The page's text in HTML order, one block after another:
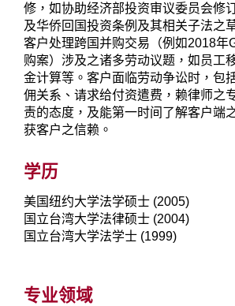
修，如协助经济部投资审议委员会修
及华侨回国投资条例及其相关子法之
客户处理跨国并购交易（例如2018年
购案）涉及之诸多劳动议题，如员工
金计算等。客户面临劳动争讼时，包
佣关系、请求给付资遣费，赖律师之
责的态度，及能第一时间了解客户端
获客户之信赖。
学历
美国纽约大学法学硕士 (2005)
国立台湾大学法律硕士 (2004)
国立台湾大学法学士 (1999)
专业领域